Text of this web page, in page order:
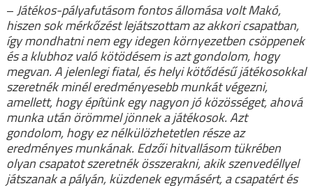
–Játékos-pályafutásom fontos állomása volt Makó,
hiszen sok mérkőzést lejátszottam az akkori csapatban,
így mondhatni nem egy idegen környezetben csöppenek
és a klubhoz való kötödésem is azt gondolom, hogy
megvan. A jelenlegi fiatal, és helyi kötődésű játékosokkal
szeretnék minél eredményesebb munkát végezni,
amellett, hogy építünk egy nagyon jó közösséget, ahová
munka után örömmel jönnek a játékosok. Azt
gondolom, hogy ez nélkülözhetetlen része az
eredményes munkának. Edzői hitvallásom tükrében
olyan csapatot szeretnék összerakni, akik szenvedéllyel
játszanak a pályán, küzdenek egymásért, a csapatért és